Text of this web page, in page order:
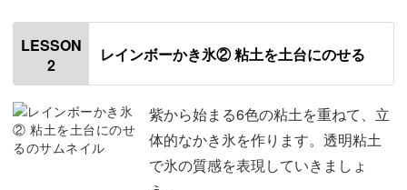
夏の思い出を彩るような、とっておきの着色表現をマスタ
ーしていただけますよ♪
使用材料・道具
メラミンスポンジを削って土台を作る
6色の粘土を作る 14:21
LESSON
2
レインボーかき氷② 粘土を土台にのせる
紫から始まる6色の粘土を重ねて、立
体的なかき氷を作ります。透明粘土
で氷の質感を表現していきましょ